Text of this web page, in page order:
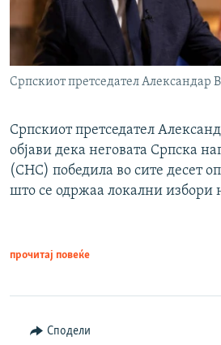
Српскиот претседател Александар
Српскиот претседател
објави дека неговата Српска
(СНС) победила во сите десет
што се одржаа локални избори
прочитај повеќе
Сподели